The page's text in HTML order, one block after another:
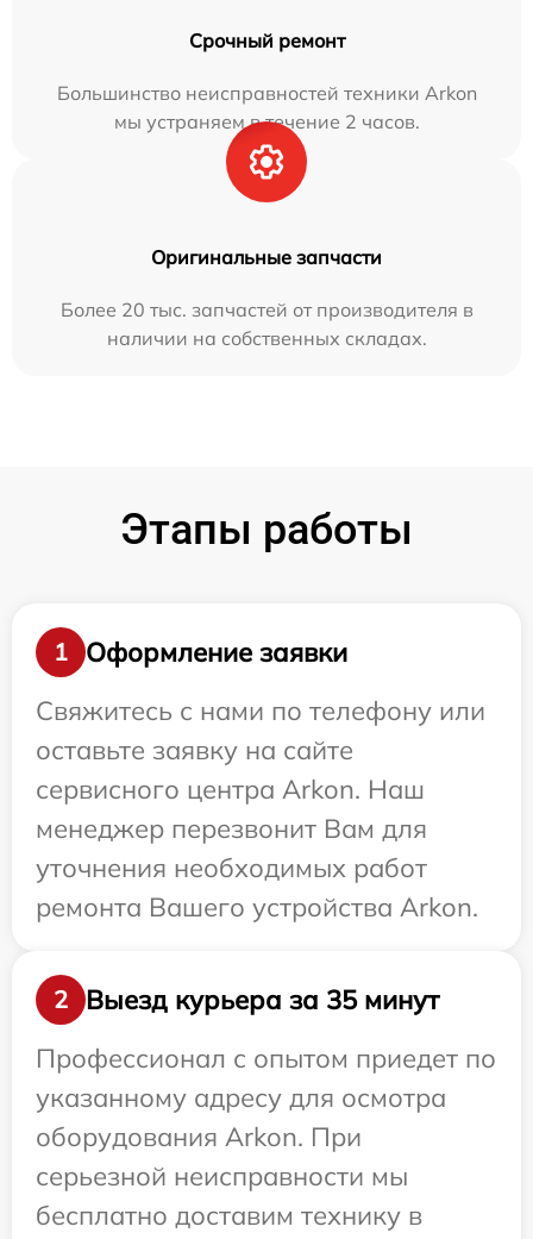
Срочный ремонт
Большинство неисправностей техники Arkon
мы устраняем в течение 2 часов.
Оригинальные запчасти
Более 20 тыс. запчастей от производителя в
наличии на собственных складах.
Этапы работы
1
Оформление заявки
Свяжитесь с нами по телефону или
оставьте заявку на сайте
сервисного центра Arkon. Наш
менеджер перезвонит Вам для
уточнения необходимых работ
ремонта Вашего устройства Arkon.
2
Выезд курьера за 35 минут
Профессионал с опытом приедет по
указанному адресу для осмотра
оборудования Arkon. При
серьезной неисправности мы
бесплатно доставим технику в